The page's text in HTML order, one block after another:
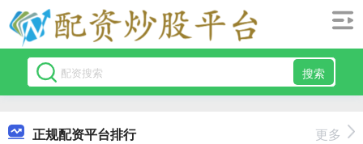
搜索
正规配资平台排行 更多